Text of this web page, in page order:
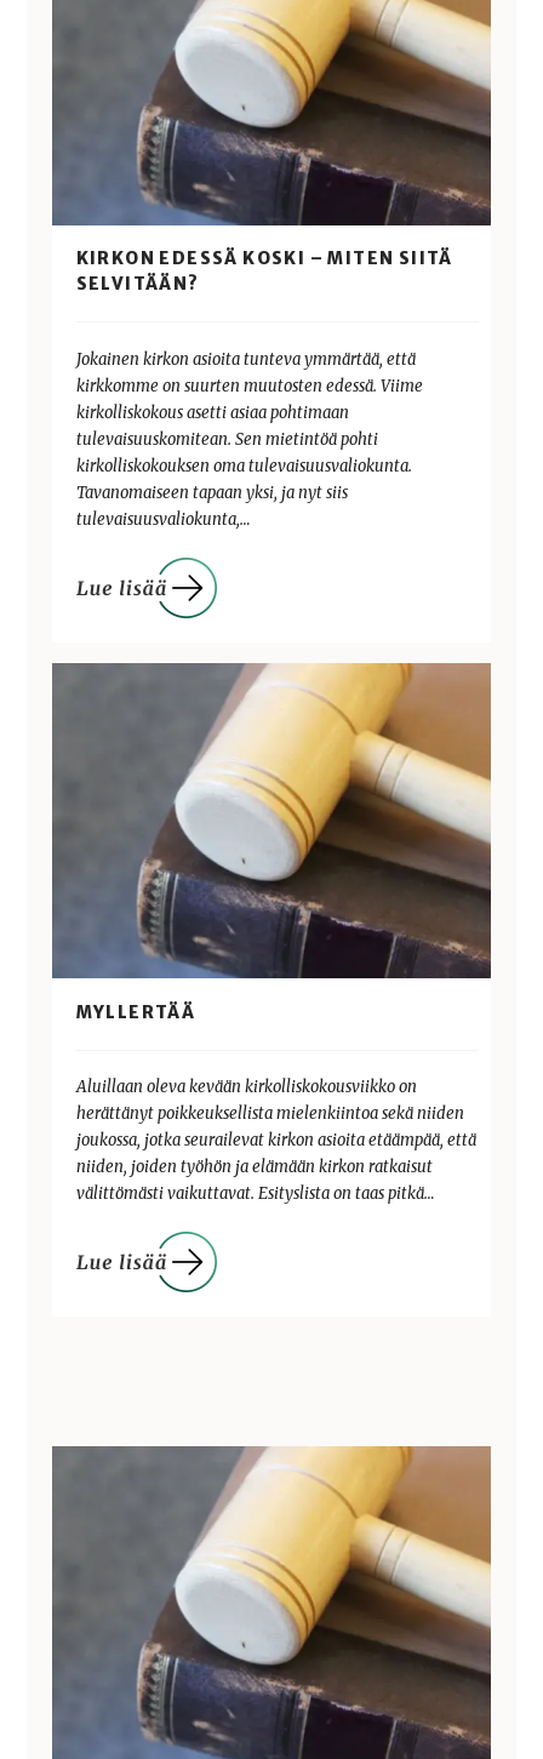
KIRKON EDESSÄ KOSKI – MITEN SIITÄ
SELVITÄÄN?
Jokainen kirkon asioita tunteva ymmärtää, että
kirkkomme on suurten muutosten edessä. Viime
kirkolliskokous asetti asiaa pohtimaan
tulevaisuuskomitean. Sen mietintöä pohti
kirkolliskokouksen oma tulevaisuusvaliokunta.
Tavanomaiseen tapaan yksi, ja nyt siis
tulevaisuusvaliokunta,…
MYLLERTÄÄ
Aluillaan oleva kevään kirkolliskokousviikko on
herättänyt poikkeuksellista mielenkiintoa sekä niiden
joukossa, jotka seurailevat kirkon asioita etäämpää, että
niiden, joiden työhön ja elämään kirkon ratkaisut
välittömästi vaikuttavat. Esityslista on taas pitkä…